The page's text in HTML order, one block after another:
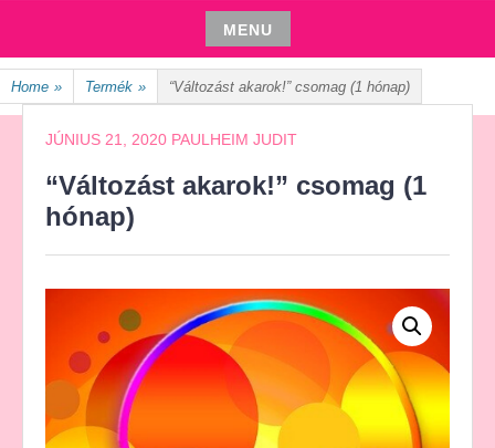
MENU
Skip
to
content
Home » Termék » “Változást akarok!” csomag (1 hónap)
JÚNIUS 21, 2020 PAULHEIM JUDIT
“Változást akarok!” csomag (1
hónap)